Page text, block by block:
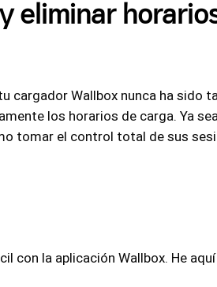
eliminar
cargador Wallbox nunca ha sido
los horarios de carga. Ya
tomar el control total de sus
con la aplicación Wallbox. He